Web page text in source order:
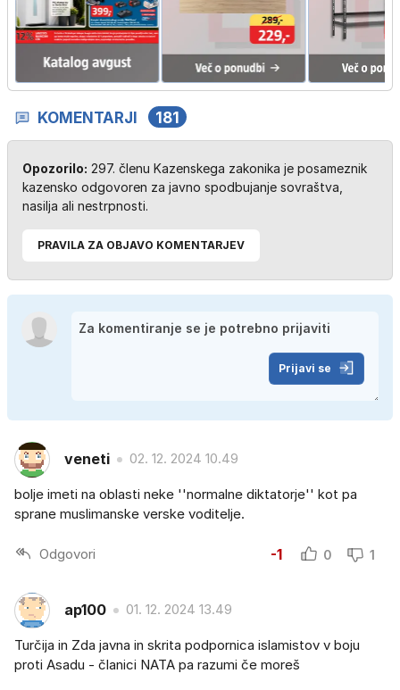
KOMENTARJI 181
Opozorilo: 297. členu Kazenskega zakonika je posameznik
kazensko odgovoren za javno spodbujanje sovraštva,
nasilja ali nestrpnosti.
PRAVILA ZA OBJAVO KOMENTARJEV
Prijavi se
veneti 02. 12. 2024 10.49
bolje imeti na oblasti neke ''normalne diktatorje'' kot pa
sprane muslimanske verske voditelje.
Odgovori -1 0 1
ap100 01. 12. 2024 13.49
Turčija in Zda javna in skrita podpornica islamistov v boju
proti Asadu - članici NATA pa razumi če moreš